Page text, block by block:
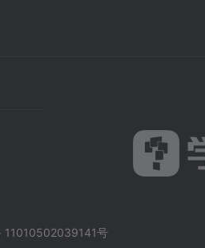
11010502039141号